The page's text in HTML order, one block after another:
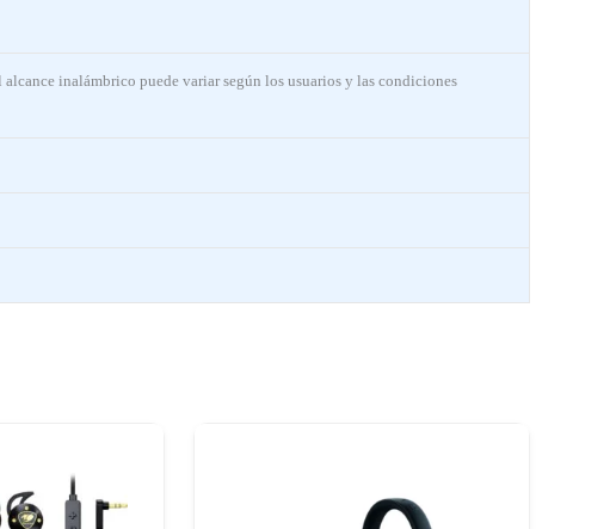
inalámbrico puede variar según los usuarios y las condiciones